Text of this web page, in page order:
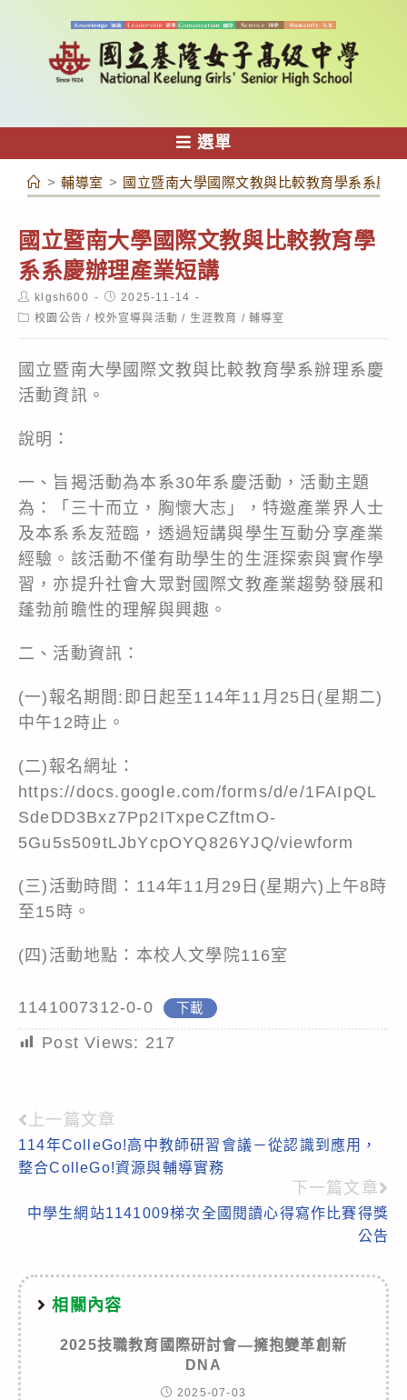
容
選單
> 輔導室 > 國立暨南大學國際文教與比較教育學系系慶
國立暨南大學國際文教與比較教育學
系系慶辦理產業短講
Post
author:
klgsh600
Post
published:
2025-11-14
Post校園公告 / 校外宣導與活動 / 生涯教育 / 輔導室
國立暨南大學國際文教與比較教育學系辦理系慶
活動資訊。
說明：
一、旨揭活動為本系30年系慶活動，活動主題
為：「三十而立，胸懷大志」，特邀產業界人士
及本系系友蒞臨，透過短講與學生互動分享產業
經驗。該活動不僅有助學生的生涯探索與實作學
習，亦提升社會大眾對國際文教產業趨勢發展和
蓬勃前瞻性的理解與興趣。
二、活動資訊：
(一)報名期間:即日起至114年11月25日(星期二)
中午12時止。
(二)報名網址：
https://docs.google.com/forms/d/e/1FAIpQL
SdeDD3Bxz7Pp2ITxpeCZftmO-
5Gu5s509tLJbYcpOYQ826YJQ/viewform
(三)活動時間：114年11月29日(星期六)上午8時
至15時。
(四)活動地點：本校人文學院116室
1141007312-0-0 下載
Post Views: 217
Read
more
上一篇文章
114年ColleGo!高中教師研習會議－從認識到應用，
整合ColleGo!資源與輔導實務
下一篇文章
中學生網站1141009梯次全國閱讀心得寫作比賽得獎
公告
相關內容
2025技職教育國際研討會—擁抱變革創新
DNA
2025-07-03